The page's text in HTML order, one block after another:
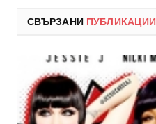
СВЪРЗАНИ ПУБЛИКАЦИИ